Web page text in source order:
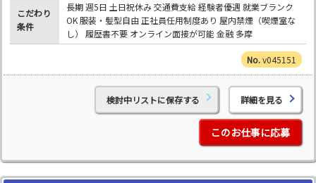
こだわり
条件
長期 週5日 土日祝休み 交通費支給 経験者優遇 就業ブランク
OK 服装・髪型自由 正社員任用制度あり 屋内禁煙（喫煙室な
し） 履歴書不要 オンライン面接が可能 金融 多摩
v045151
検討中リストに保存する 詳細を見る
このお仕事に応募